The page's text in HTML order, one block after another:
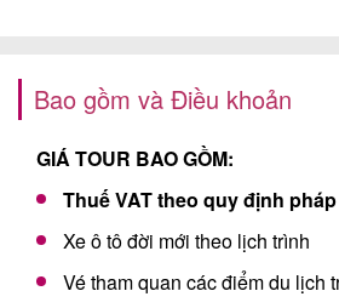
Bao gồm và Điều khoản
GIÁ TOUR BAO GỒM:
Thuế VAT theo quy định
Xe ô tô đời mới theo lịch trình
Vé tham quan các điểm du lịch